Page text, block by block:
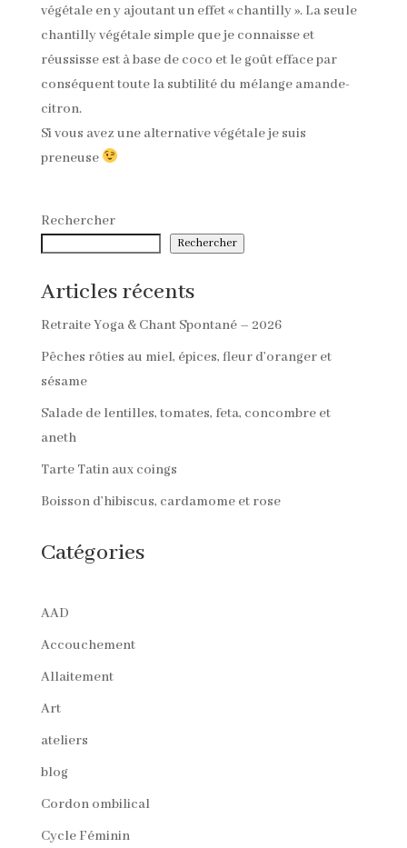
végétale en y ajoutant un effet « chantilly ». La seule
chantilly végétale simple que je connaisse et
réussisse est à base de coco et le goût efface par
conséquent toute la subtilité du mélange amande-
citron.
Si vous avez une alternative végétale je suis
preneuse
Rechercher
Rechercher
Articles récents
Retraite Yoga & Chant Spontané – 2026
Pêches rôties au miel, épices, fleur d’oranger et
sésame
Salade de lentilles, tomates, feta, concombre et
aneth
Tarte Tatin aux coings
Boisson d’hibiscus, cardamome et rose
Catégories
AAD
Accouchement
Allaitement
Art
ateliers
blog
Cordon ombilical
Cycle Féminin